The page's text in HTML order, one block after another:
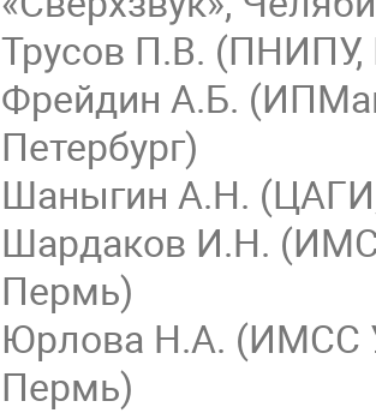
Трусов П.В.
Фрейдин А.Б.
Петербург)
Шаныгин А.Н.
Шардаков И.Н.
Пермь)
Юрлова Н.А. (ИМСС
Пермь)